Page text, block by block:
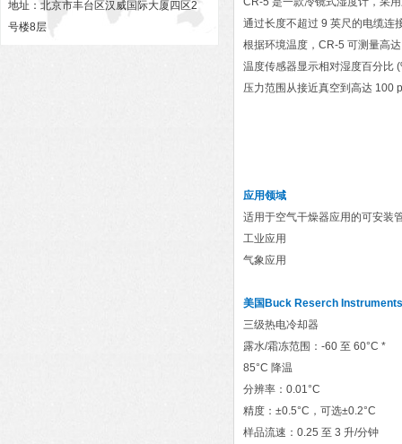
地址：北京市丰台区汉威国际大厦四区2
号楼8层
通过长度不超过 9 英尺的电缆连
根据环境温度，CR-5 可测量高
温度传感器显示相对湿度百分比
压力范围从接近真空到高达 100
应用领域
适用于空气干燥器应用的可安装
工业应用
气象应用
美国Buck Reserch
三级热电冷却器
露水/霜冻范围：-60 至 60°C *
85°C 降温
分辨率：0.01°C
精度：±0.5°C，可选±0.2°C
样品流速：0.25 至 3 升/分钟